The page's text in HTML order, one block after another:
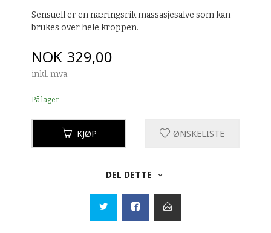
Sensuell er en næringsrik massasjesalve som kan
brukes over hele kroppen.
Pris
NOK 329,00
inkl. mva.
På lager
KJØP ØNSKELISTE
DEL DETTE